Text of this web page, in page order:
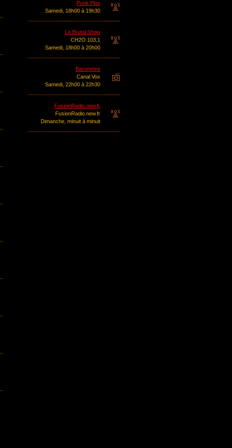
Punk Plus
Samedi, 18h00 à 19h30
Le Brutal Show
CH2O 103,1
Samedi, 18h00 à 20h00
Baromètre
Canal Vox
Samedi, 22h00 à 22h30
FusioinRadio.new.fr
FusionRadio.new.fr
Dimanche, minuit à minuit